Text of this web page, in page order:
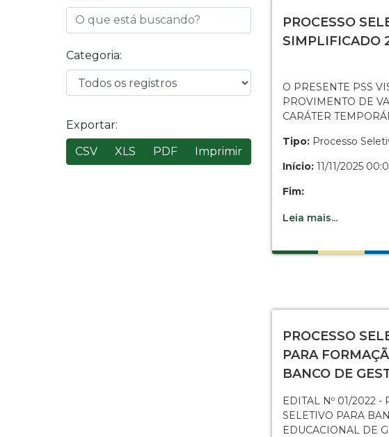
Categoria:
Exportar:
CSV
XLS PDF Imprimir
PROCESSO
SIMPLIFICADO
O PRESENTE PSS
PROVIMENTO DE
CARÁTER
Tipo: Processo
Início: 11/11/2025
Fim:
Leia mais...
PROCESSO
PARA
BANCO DE
EDITAL Nº 01/2022 -
SELETIVO PARA
EDUCACIONAL DE